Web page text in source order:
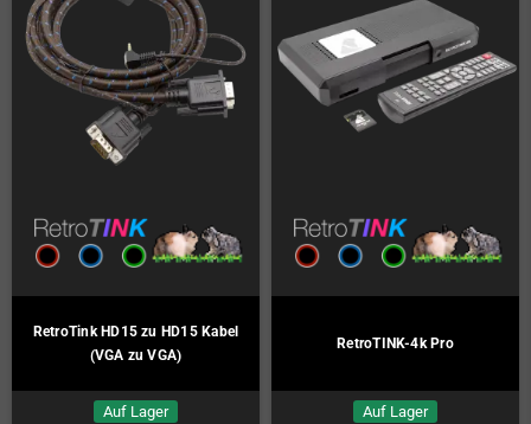
RetroTink HD15 zu HD15 Kabel
(VGA zu VGA)
Auf Lager
RetroTINK-4k Pro
Auf Lager